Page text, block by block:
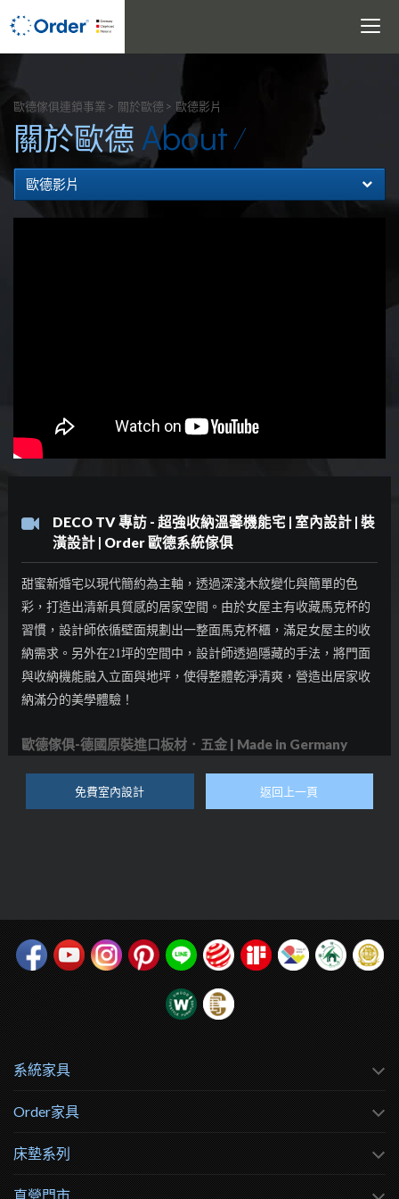
Toggle
歐德傢俱連鎖事業 關於歐德 歐德影片
關於歐德 About
歐德影片
DECO TV 專訪 - 超強收納溫馨機能宅 | 室內設計 | 裝
潢設計 | Order 歐德系統傢俱
甜蜜新婚宅以現代簡約為主軸，透過深淺木紋變化與簡單的色
彩，打造出清新具質感的居家空間。 由於女屋主有收藏馬克杯的
習慣，設計師依循壁面規劃出一整面馬克杯櫃，滿足女屋主的收
納需求。另外在21坪的空間中，設計師透過隱藏的手法，將門面
與收納機能融入立面與地坪，使得整體乾淨清爽，營造出居家收
納滿分的美學體驗！
歐德傢俱-德國原裝進口板材．五金 | Made in Germany
免費室內設計 返回上一頁
系統家具
Order家具
床墊系列
直營門市